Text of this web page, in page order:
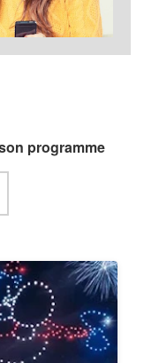
programme